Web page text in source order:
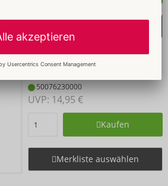
Double Love Ball
50076230000
UVP: 14,95 €
Kaufen
Merkliste auswählen